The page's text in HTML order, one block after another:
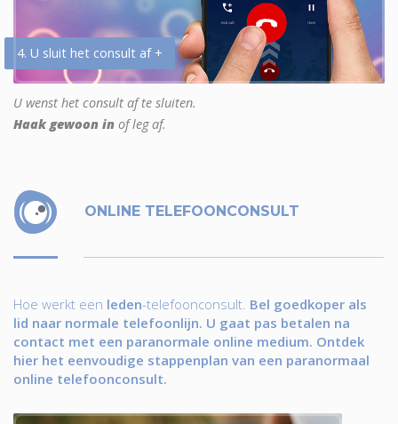
4. U sluit het consult af +
U wenst het consult af te sluiten.
Haak gewoon in of leg af.
ONLINE TELEFOONCONSULT
Hoe werkt een leden-telefoonconsult. Bel goedkoper als
lid naar normale telefoonlijn. U gaat pas betalen na
contact met een paranormale online medium. Ontdek
hier het eenvoudige stappenplan van een paranormaal
online telefoonconsult.